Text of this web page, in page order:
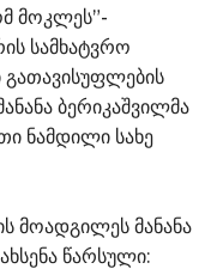
მოკლეს”-
სამხატვრო
გათავისუფლების
ბერიკაშვილმა
ნამდილი სახე
მოადგილეს მანანა
წარსული: